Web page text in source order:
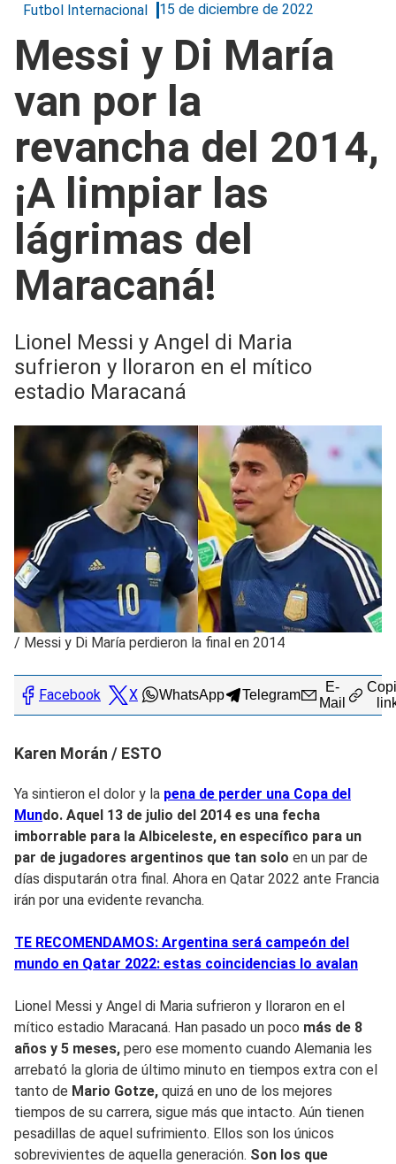
Futbol Internacional 15 de diciembre de 2022
Messi y Di María
van por la
revancha del 2014,
¡A limpiar las
lágrimas del
Maracaná!
Lionel Messi y Angel di Maria
sufrieron y lloraron en el mítico
estadio Maracaná
/ Messi y Di María perdieron la final en 2014
Facebook X WhatsApp Telegram
E-
Mail
Karen Morán / ESTO
Ya sintieron el dolor y la pena de perder una Copa del
Mundo. Aquel 13 de julio del 2014 es una fecha
imborrable para la Albiceleste, en específico para un
par de jugadores argentinos que tan solo en un par de
días disputarán otra final. Ahora en Qatar 2022 ante Francia
irán por una evidente revancha.
TE RECOMENDAMOS: Argentina será campeón del
mundo en Qatar 2022: estas coincidencias lo avalan
Lionel Messi y Angel di Maria sufrieron y lloraron en el
mítico estadio Maracaná. Han pasado un poco más de 8
años y 5 meses, pero ese momento cuando Alemania les
arrebató la gloria de último minuto en tiempos extra con el
tanto de Mario Gotze, quizá en uno de los mejores
tiempos de su carrera, sigue más que intacto. Aún tienen
pesadillas de aquel sufrimiento. Ellos son los únicos
sobrevivientes de aquella generación. Son los que